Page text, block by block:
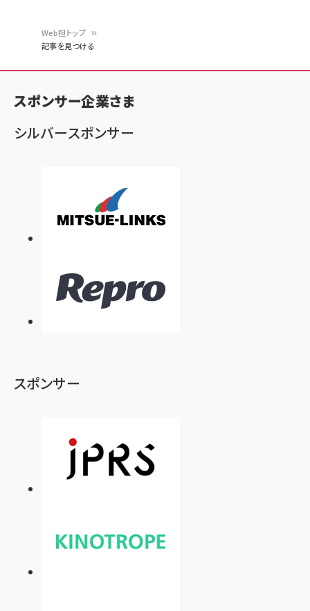
く
ず
Web担トップ
記事を見つける
スポンサー企業さま
シルバースポンサー
スポンサー